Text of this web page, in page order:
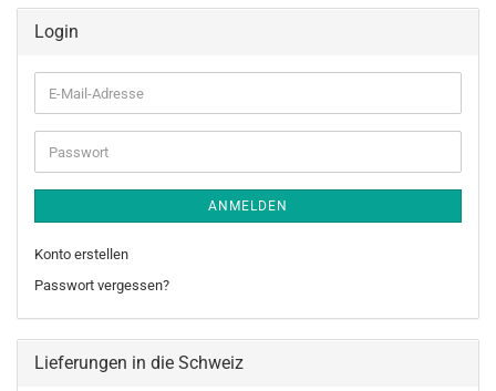
Login
E-
Mail-
Adresse
Passwort
ANMELDEN
Konto erstellen
Passwort vergessen?
Lieferungen in die Schweiz